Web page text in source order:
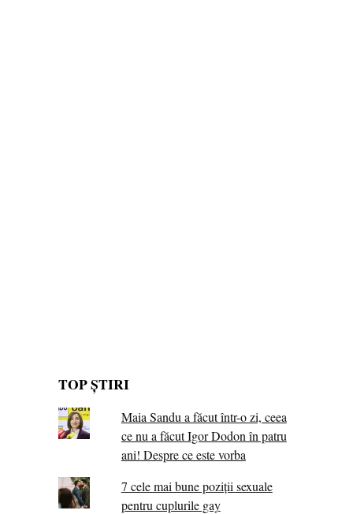
TOP ȘTIRI
Maia Sandu a făcut într-o zi, ceea
ce nu a făcut Igor Dodon în patru
ani! Despre ce este vorba
7 cele mai bune poziții sexuale
pentru cuplurile gay